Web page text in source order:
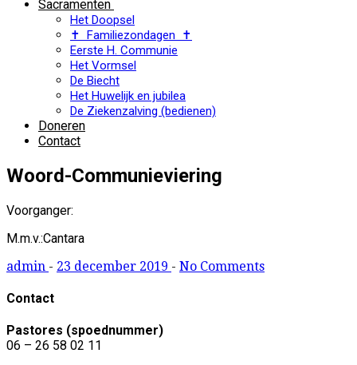
Sacramenten
Het Doopsel
✝ Familiezondagen ✝
Eerste H. Communie
Het Vormsel
De Biecht
Het Huwelijk en jubilea
De Ziekenzalving (bedienen)
Doneren
Contact
Woord-Communieviering
Voorganger:
M.m.v.:Cantara
admin - 23 december 2019 - No Comments
Contact
Pastores (spoednummer)
06 – 26 58 02 11